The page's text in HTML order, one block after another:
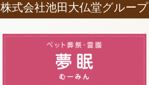
株式会社池田大仏堂グループ